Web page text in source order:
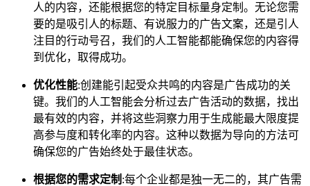
人的内容，还能根据您的特定目标量身定制。无论您需
要的是吸引人的标题、有说服力的广告文案，还是引人
注目的行动号召，我们的人工智能都能确保您的内容得
到优化，取得成功。
优化性能:创建能引起受众共鸣的内容是广告成功的关
键。我们的人工智能会分析过去广告活动的数据，找出
最有效的内容，并将这些洞察力用于生成能最大限度提
高参与度和转化率的内容。这种以数据为导向的方法可
确保您的广告始终处于最佳状态。
根据您的需求定制 :每个企业都是独一无二的，其广告需